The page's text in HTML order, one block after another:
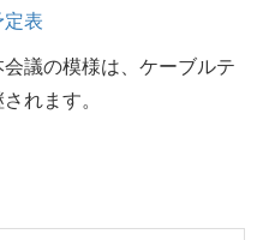
定表
議の模様は、ケーブルテ
れます。